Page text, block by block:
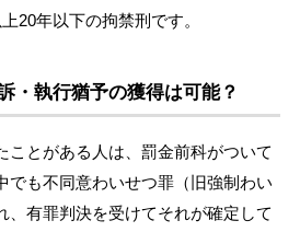
20年以下の拘禁刑です。
・執行猶予の獲得は可能？
ことがある人は、罰金前科がついて
でも不同意わいせつ罪（旧強制わい
、有罪判決を受けてそれが確定して